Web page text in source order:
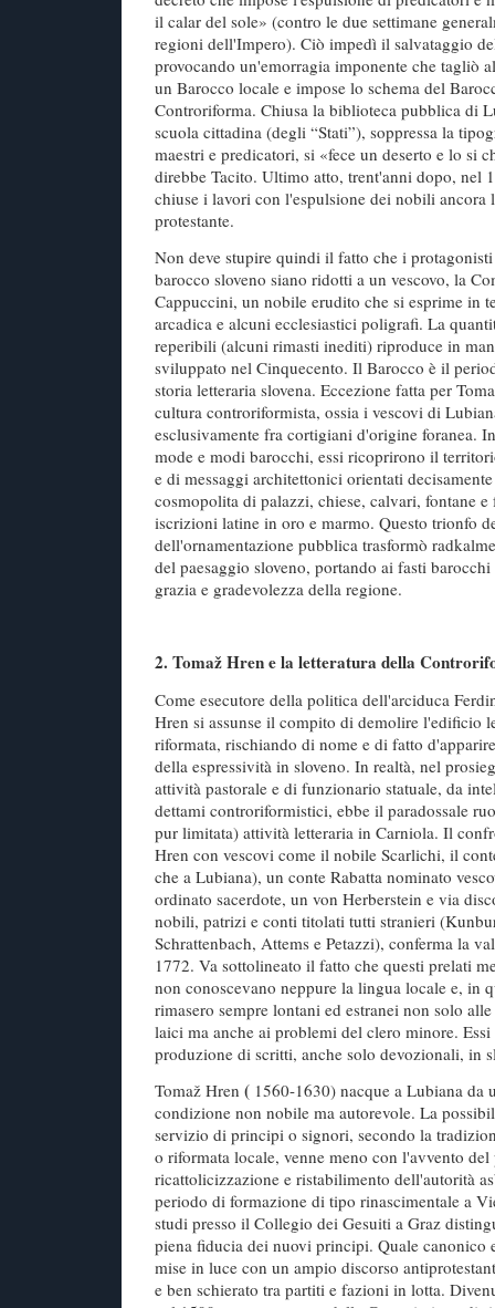
il calar del sole» (contro le due settimane
regioni dell'Impero). Ciò impedì il salvataggio
provocando un'emorragia imponente che tagliò
un Barocco locale e impose lo schema del
Controriforma. Chiusa la biblioteca pubblica di
scuola cittadina (degli “Stati”), soppressa la
maestri e predicatori, si «fece un deserto e lo si
direbbe Tacito. Ultimo atto, trent'anni dopo, nel
chiuse i lavori con l'espulsione dei nobili ancora
protestante.
Non deve stupire quindi il fatto che i
barocco sloveno siano ridotti a un vescovo, la
Cappuccini, un nobile erudito che si esprime in
arcadica e alcuni ecclesiastici poligrafi. La
reperibili (alcuni rimasti inediti) riproduce in
sviluppato nel Cinquecento. Il Barocco è il
storia letteraria slovena. Eccezione fatta per
cultura controriformista, ossia i vescovi di
esclusivamente fra cortigiani d'origine foranea.
mode e modi barocchi, essi ricoprirono il
e di messaggi architettonici orientati
cosmopolita di palazzi, chiese, calvari, fontane
iscrizioni latine in oro e marmo. Questo trionfo
dell'ornamentazione pubblica trasformò
del paesaggio sloveno, portando ai fasti
grazia e gradevolezza della regione.
2. Tomaž Hren e la letteratura della
Come esecutore della politica dell'arciduca
Hren si assunse il compito di demolire l'edificio
riformata, rischiando di nome e di fatto
della espressività in sloveno. In realtà, nel
attività pastorale e di funzionario statuale, da
dettami controriformistici, ebbe il paradossale
pur limitata) attività letteraria in Carniola. Il
Hren con vescovi come il nobile Scarlichi, il
che a Lubiana), un conte Rabatta nominato
ordinato sacerdote, un von Herberstein e via
nobili, patrizi e conti titolati tutti stranieri
Schrattenbach, Attems e Petazzi), conferma la
1772. Va sottolineato il fatto che questi prelati
non conoscevano neppure la lingua locale e, in
rimasero sempre lontani ed estranei non solo
laici ma anche ai problemi del clero minore.
produzione di scritti, anche solo devozionali, in
Tomaž Hren ( 1560-1630) nacque a Lubiana da
condizione non nobile ma autorevole. La
servizio di principi o signori, secondo la
o riformata locale, venne meno con l'avvento del
ricattolicizzazione e ristabilimento dell'autorità
periodo di formazione di tipo rinascimentale a
studi presso il Collegio dei Gesuiti a Graz
piena fiducia dei nuovi principi. Quale canonico
mise in luce con un ampio discorso
e ben schierato tra partiti e fazioni in lotta.